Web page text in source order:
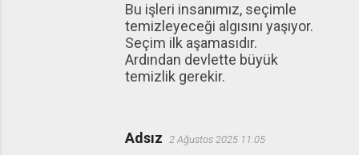
Bu işleri insanımız, seçimle
temizleyeceği algısını yaşıyor.
Seçim ilk aşamasıdır.
Ardından devlette büyük
temizlik gerekir.
Adsız 2 Ağustos 2025 11:05